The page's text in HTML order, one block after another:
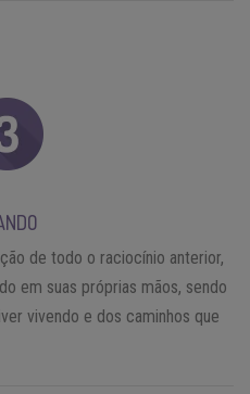
de todo o raciocínio anterior,
em suas próprias mãos, sendo
vivendo e dos caminhos que